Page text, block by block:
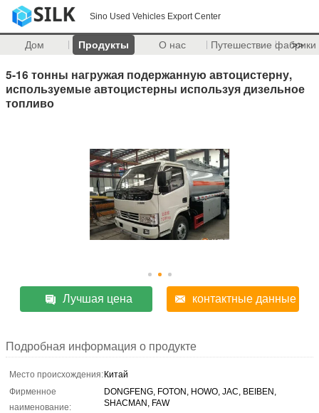
Sino Used Vehicles Export Center
Дом Продукты О нас Путешествие фабрики
>>
5-16 тонны нагружая подержанную автоцистерну,
используемые автоцистерны используя дизельное
топливо
Лучшая цена контактные данные
Подробная информация о продукте
Место происхождения:Китай
Фирменное
наименование:
DONGFENG, FOTON, HOWO, JAC, BEIBEN,
SHACMAN, FAW